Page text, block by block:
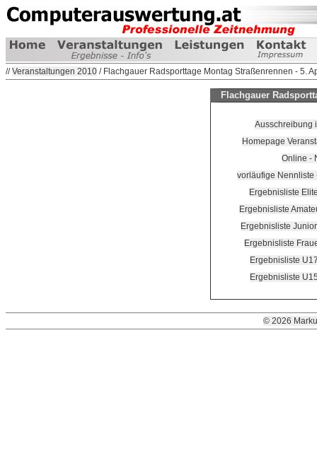
//Veranstaltungen 2010 / Flachgauer Radsporttage Montag Straßenrennen - 5.
Flachgauer
Ausschreibung
Homepage
Online -
vorläufige Nennliste
Ergebnisliste
Ergebnisliste
Ergebnisliste
Ergebnisliste
Ergebnisliste
Ergebnisliste
© 2026